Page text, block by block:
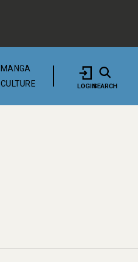
MANGA
CULTURE LOGINSEARCH